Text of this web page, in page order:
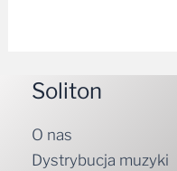
Soliton
O nas
Dystrybucja muzyki